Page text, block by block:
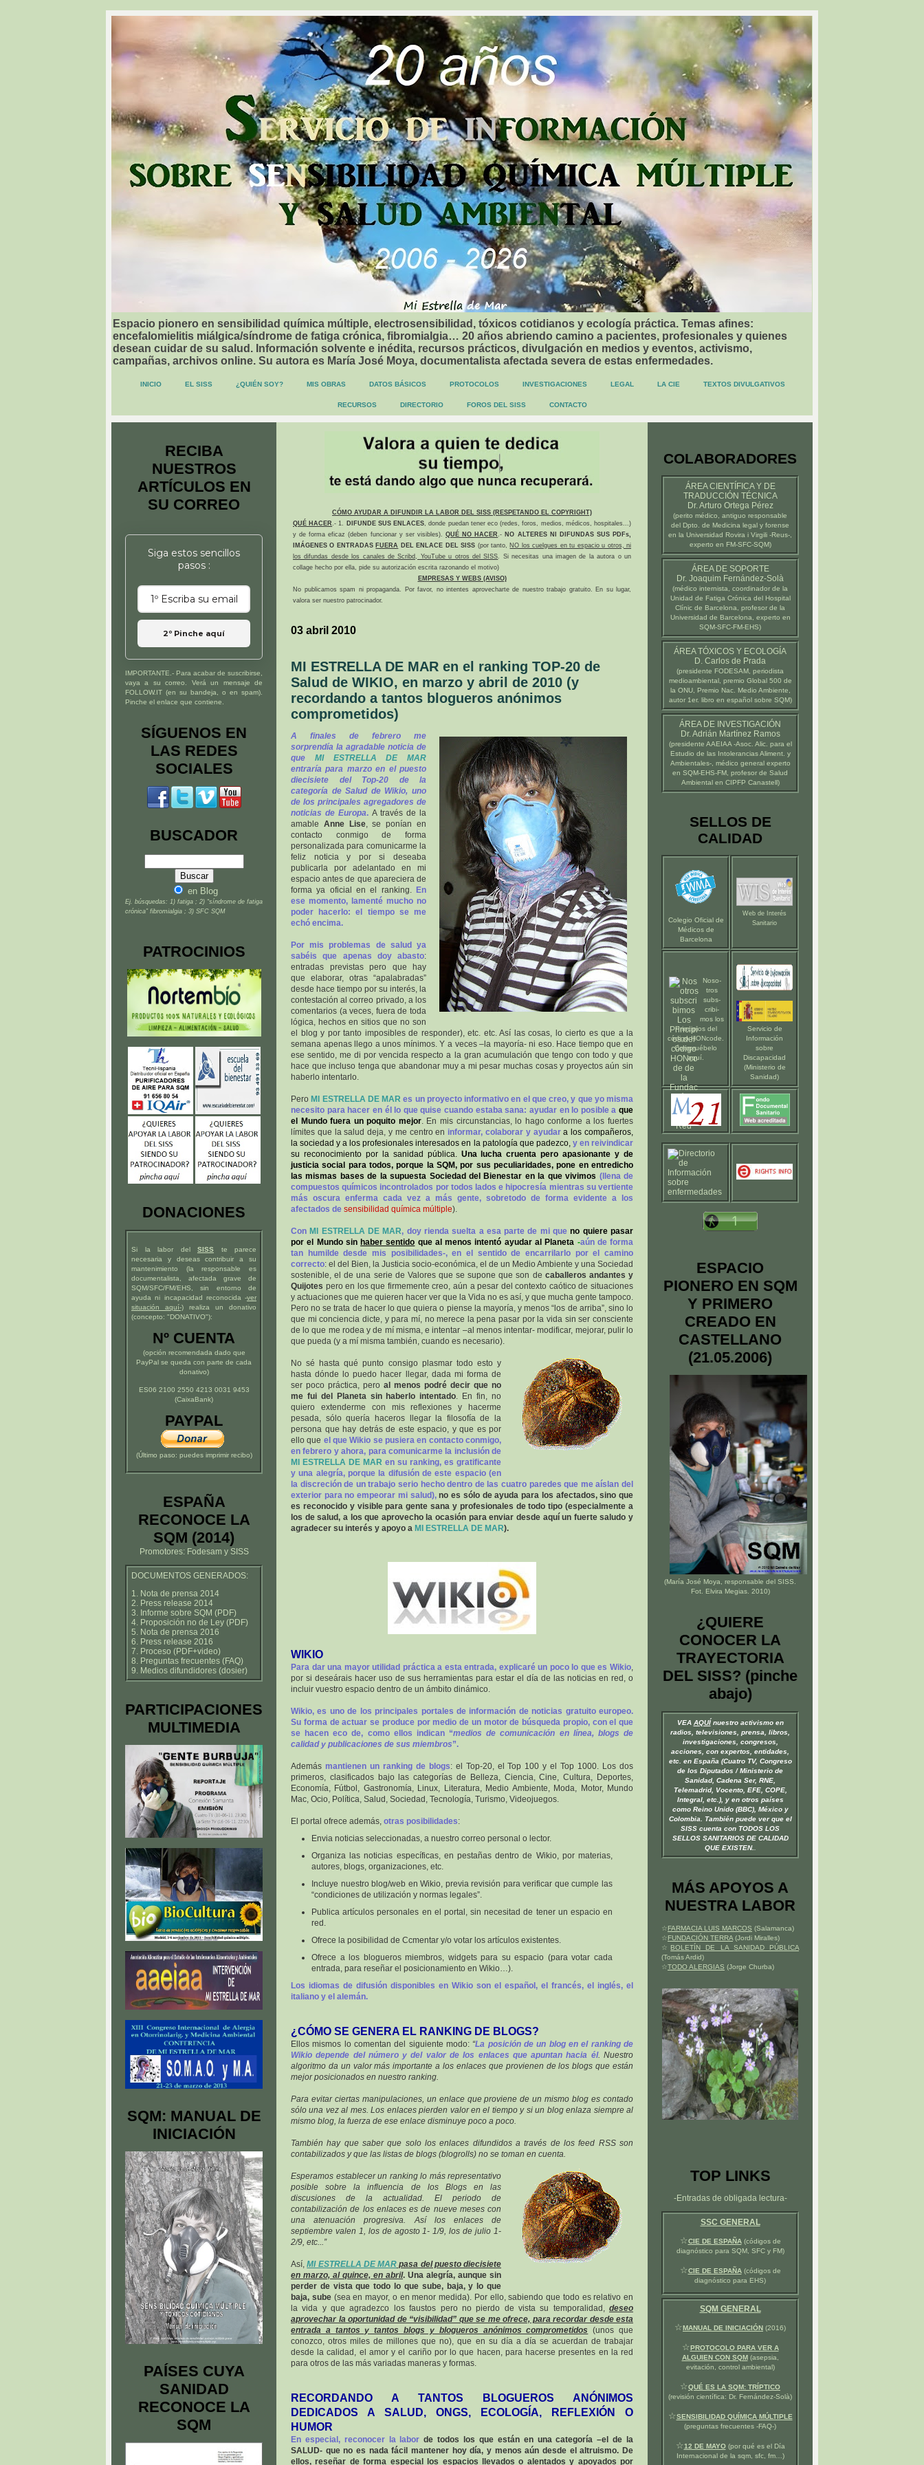
Espacio pionero en sensibilidad química múltiple, electrosensibilidad, tóxicos cotidianos y ecología práctica. Temas afines:
encefalomielitis miálgica/síndrome de fatiga crónica, fibromialgia… 20 años abriendo camino a pacientes, profesionales y quienes
desean cuidar de su salud. Información solvente e inédita, recursos prácticos, divulgación en medios y eventos, activismo,
campañas, archivos online. Su autora es María José Moya, documentalista afectada severa de estas enfermedades.
INICIO EL SISS ¿QUIÉN SOY? MIS OBRAS DATOS BÁSICOS PROTOCOLOS INVESTIGACIONES LEGAL LA CIE TEXTOS DIVULGATIVOS
RECURSOS DIRECTORIO FOROS DEL SISS CONTACTO
CÓMO AYUDAR A DIFUNDIR LA LABOR DEL SISS (RESPETANDO EL COPYRIGHT)
QUÉ HACER.- 1. DIFUNDE SUS ENLACES, donde puedan tener eco (redes, foros, medios, médicos, hospitales...)
y de forma eficaz (deben funcionar y ser visibles).QUÉ NO HACER.- NO ALTERES NI DIFUNDAS SUS PDFs,
IMÁGENES O ENTRADAS FUERA DEL ENLACE DEL SISS (por tanto, NO los cuelgues en tu espacio u otros, ni
los difundas desde los canales de Scribd, YouTube u otros del SISS. Si necesitas una imagen de la autora o un
collage hecho por ella, pide su autorización escrita razonando el motivo)
EMPRESAS Y WEBS (AVISO)
No publicamos spam ni propaganda. Por favor, no intentes aprovecharte de nuestro trabajo gratuito. En su lugar,
valora ser nuestro patrocinador.
03 abril 2010
MI ESTRELLA DE MAR en el ranking TOP-20 de
Salud de WIKIO, en marzo y abril de 2010 (y
recordando a tantos blogueros anónimos
comprometidos)
A finales de febrero me
sorprendía la agradable noticia de
que
MI ESTRELLA DE MAR
entraría para marzo en el puesto
diecisiete del Top-20 de la
categoría de Salud de Wikio, uno
de los principales agregadores de
noticias de Europa. A través de la
amable Anne Lise, se ponían en
contacto conmigo de forma
personalizada para comunicarme la
feliz noticia y por si deseaba
publicarla por adelantado en mi
espacio antes de que apareciera de
forma ya oficial en el ranking. En
ese momento, lamenté mucho no
poder hacerlo: el tiempo se me
echó encima.
Por mis problemas de salud ya
sabéis que apenas doy abasto:
entradas previstas pero que hay
que elaborar, otras “apalabradas”
desde hace tiempo por su interés, la
contestación al correo privado, a los
comentarios (a veces, fuera de toda
lógica, hechos en sitios que no son
el blog y por tanto imposibles de responder), etc. etc. Así las cosas, lo cierto es que a la
semana apenas llego a unos mínimos. Y a veces –la mayoría- ni eso. Hace tiempo que en
ese sentido, me di por vencida respecto a la gran acumulación que tengo con todo y que
hace que incluso tenga que abandonar muy a mi pesar muchas cosas y proyectos aún sin
haberlo intentarlo.
Pero MI ESTRELLA DE MAR es un proyecto informativo en el que creo, y que yo misma
necesito para hacer en él lo que quise cuando estaba sana: ayudar en lo posible a que
el Mundo fuera un poquito mejor. En mis circunstancias, lo hago conforme a los fuertes
límites que la salud deja, y me centro en informar, colaborar y ayudar a los compañeros,
la sociedad y a los profesionales interesados en la patología que padezco, y en reivindicar
su reconocimiento por la sanidad pública. Una lucha cruenta pero apasionante y de
justicia social para todos, porque la SQM, por sus peculiaridades, pone en entredicho
las mismas bases de la supuesta Sociedad del Bienestar en la que vivimos (llena de
compuestos químicos incontrolados por todos lados e hipocresía mientras su vertiente
más oscura enferma cada vez a más gente, sobretodo de forma evidente a los
afectados de sensibilidad química múltiple).
Con MI ESTRELLA DE MAR, doy rienda suelta a esa parte de mi que no quiere pasar
por el Mundo sin haber sentido que al menos intentó ayudar al Planeta -aún de forma
tan humilde desde mis posibilidades-, en el sentido de encarrilarlo por el camino
correcto: el del Bien, la Justicia socio-económica, el de un Medio Ambiente y una Sociedad
sostenible, el de una serie de Valores que se supone que son de caballeros andantes y
Quijotes pero en los que firmemente creo, aún a pesar del contexto caótico de situaciones
y actuaciones que me quieren hacer ver que la Vida no es así, y que mucha gente tampoco.
Pero no se trata de hacer lo que quiera o piense la mayoría, y menos “los de arriba”, sino lo
que mi conciencia dicte, y para mí, no merece la pena pasar por la vida sin ser consciente
de lo que me rodea y de mí misma, e intentar –al menos intentar- modificar, mejorar, pulir lo
que pueda (y a mí misma también, cuando es necesario).
No sé hasta qué punto consigo plasmar todo esto y
hasta dónde lo puedo hacer llegar, dada mi forma de
ser poco práctica, pero al menos podré decir que no
me fui del Planeta sin haberlo intentado. En fin, no
quiero extenderme con mis reflexiones y hacerme
pesada, sólo quería haceros llegar la filosofía de la
persona que hay detrás de este espacio, y que es por
ello que el que Wikio se pusiera en contacto conmigo,
en febrero y ahora, para comunicarme la inclusión de
MI ESTRELLA DE MAR en su ranking, es gratificante
y una alegría, porque la difusión de este espacio (en
la discreción de un trabajo serio hecho dentro de las cuatro paredes que me aíslan del
exterior para no empeorar mi salud),no es sólo de ayuda para los afectados, sino que
es reconocido y visible para gente sana y profesionales de todo tipo (especialmente a
los de salud, a los que aprovecho la ocasión para enviar desde aquí un fuerte saludo y
agradecer su interés y apoyo a MI ESTRELLA DE MAR).
WIKIO
Para dar una mayor utilidad práctica a esta entrada, explicaré un poco lo que es Wikio,
por si deseárais hacer uso de sus herramientas para estar el día de las noticias en red, o
incluir vuestro espacio dentro de un ámbito dinámico.
Wikio, es uno de los principales portales de información de noticias gratuito europeo.
Su forma de actuar se produce por medio de un motor de búsqueda propio, con el que
se hacen eco de, como ellos indican “medios de comunicación en línea, blogs de
calidad y publicaciones de sus miembros”.
Además mantienen un ranking de blogs: el Top-20, el Top 100 y el Top 1000. Los dos
primeros, clasificados bajo las categorías de Belleza, Ciencia, Cine, Cultura, Deportes,
Economía, Fútbol, Gastronomía, Linux, Literatura, Medio Ambiente, Moda, Motor, Mundo
Mac, Ocio, Política, Salud, Sociedad, Tecnología, Turismo, Videojuegos.
El portal ofrece además, otras posibilidades:
Envia noticias seleccionadas, a nuestro correo personal o lector.
Organiza las noticias específicas, en pestañas dentro de Wikio, por materias,
autores, blogs, organizaciones, etc.
Incluye nuestro blog/web en Wikio, previa revisión para verificar que cumple las
“condiciones de utilización y normas legales”.
Publica artículos personales en el portal, sin necesitad de tener un espacio en
red.
Ofrece la posibilidad de Ccmentar y/o votar los artículos existentes.
Ofrece a los blogueros miembros, widgets para su espacio (para votar cada
entrada, para reseñar el posicionamiento en Wikio…).
Los idiomas de difusión disponibles en Wikio son el español, el francés, el inglés, el
italiano y el alemán.
¿CÓMO SE GENERA EL RANKING DE BLOGS?
Ellos mismos lo comentan del siguiente modo: “La posición de un blog en el ranking de
Wikio depende del número y del valor de los enlaces que apuntan hacia él. Nuestro
algoritmo da un valor más importante a los enlaces que provienen de los blogs que están
mejor posicionados en nuestro ranking.
Para evitar ciertas manipulaciones, un enlace que proviene de un mismo blog es contado
sólo una vez al mes. Los enlaces pierden valor en el tiempo y si un blog enlaza siempre al
mismo blog, la fuerza de ese enlace disminuye poco a poco.
También hay que saber que solo los enlaces difundidos a través de los feed RSS son
contabilizados y que las listas de blogs (blogrolls) no se toman en cuenta.
Esperamos establecer un ranking lo más representativo
posible sobre la influencia de los Blogs en las
discusiones de la actualidad. El periodo de
contabilización de los enlaces es de nueve meses con
una atenuación progresiva. Así los enlaces de
septiembre valen 1, los de agosto 1- 1/9, los de julio 1-
2/9, etc...”
Así,MI ESTRELLA DE MAR pasa del puesto diecisiete
en marzo, al quince, en abril. Una alegría, aunque sin
perder de vista que todo lo que sube, baja, y lo que
baja, sube(sea en mayor, o en menor medida). Por ello, sabiendo que todo es relativo en
la vida y que agradezco los faustos pero no pierdo de vista su temporalidad, deseo
aprovechar la oportunidad de “visibilidad” que se me ofrece, para recordar desde esta
entrada a tantos y tantos blogs y blogueros anónimos comprometidos (unos que
conozco, otros miles de millones que no), que en su día a día se acuerdan de trabajar
desde la calidad, el amor y el cariño por lo que hacen, para hacerse presentes en la red
para otros de las más variadas maneras y formas.
RECORDANDO A TANTOS BLOGUEROS ANÓNIMOS
DEDICADOS A SALUD, ONGS, ECOLOGÍA, REFLEXIÓN O
HUMOR
En especial, reconocer la labor de todos los que están en una categoría –el de la
SALUD- que no es nada fácil mantener hoy día, y menos aún desde el altruismo. De
ellos, reseñar de forma especial los espacios llevados o alentados y apoyados por
RECIBA
NUESTROS
ARTÍCULOS EN
SU CORREO
Siga estos sencillos
pasos :
2º Pinche aquí
IMPORTANTE.- Para acabar de suscribirse,
vaya a su correo. Verá un mensaje de
FOLLOW.IT (en su bandeja, o en spam).
Pinche el enlace que contiene.
SÍGUENOS EN
LAS REDES
SOCIALES
BUSCADOR
en Blog
Ej. búsquedas: 1) fatiga ; 2) “síndrome de fatiga
crónica” fibromialgia ; 3) SFC SQM
PATROCINIOS
DONACIONES
Si la labor del SISS te parece
necesaria y deseas contribuir a su
mantenimiento (la responsable es
documentalista, afectada grave de
SQM/SFC/FM/EHS, sin entorno de
ayuda ni incapacidad reconocida -ver
situación aquí-) realiza un donativo
(concepto: "DONATIVO"):
Nº CUENTA
(opción recomendada dado que
PayPal se queda con parte de cada
donativo)
ES06 2100 2550 4213 0031 9453
(CaixaBank)
PAYPAL
(Último paso: puedes imprimir recibo)
ESPAÑA
RECONOCE LA
SQM (2014)
Promotores: Fodesam y SISS
DOCUMENTOS GENERADOS:
1. Nota de prensa 2014
2. Press release 2014
3. Informe sobre SQM (PDF)
4. Proposición no de Ley (PDF)
5. Nota de prensa 2016
6. Press release 2016
7. Proceso (PDF+video)
8. Preguntas frecuentes (FAQ)
9. Medios difundidores (dosier)
PARTICIPACIONES
MULTIMEDIA
SQM: MANUAL DE
INICIACIÓN
PAÍSES CUYA
SANIDAD
RECONOCE LA
SQM
COLABORADORES
ÁREA CIENTÍFICA Y DE
TRADUCCIÓN TÉCNICA
Dr. Arturo Ortega Pérez
(perito médico , antiguo responsable
del Dpto. de Medicina legal y forense
en la Universidad Rovira i Virgili -Reus-
experto en FM-SFC-SQM)
ÁREA DE SOPORTE
Dr. Joaquim Fernández-Solà
(médico internista, coordinador de la
Unidad de Fatiga Crónica del Hospital
Clínic de Barcelona , profesor de la
Universidad de Barcelona , experto en
SQM-SFC-FM-EHS)
ÁREA TÓXICOS Y ECOLOGÍA
D. Carlos de Prada
(presidente FODESAM , periodista
medioambiental, premio Global 500 de
la ONU, Premio Nac. Medio Ambiente,
autor 1er. libro en español sobre SQM)
ÁREA DE INVESTIGACIÓN
Dr. Adrián Martínez Ramos
(presidente AAEIAA-Asoc. Alic. para el
Estudio de las Intolerancias Aliment. y
Ambientales-, médico general experto
en SQM-EHS-FM, profesor de Salud
Ambiental en CIPFP Canastell)
SELLOS DE
CALIDAD
Colegio Oficial de
Médicos de
Barcelona
Web de Interés
Sanitario
Noso-
tros
subs-
cribi-
mos los
Principios del
código HONcode
Compruébelo
aquí
Servicio de
Información
sobre
Discapacidad
(Ministerio de
Sanidad)
ESPACIO
PIONERO EN SQM
Y PRIMERO
CREADO EN
CASTELLANO
(21.05.2006)
(María José Moya, responsable del SISS
Fot. Elvira Megias. 2010)
¿QUIERE
CONOCER LA
TRAYECTORIA
DEL SISS? (pinche
abajo)
VEA AQUÍnuestro activismo en
radios, televisiones, prensa, libros,
investigaciones, congresos,
acciones, con expertos, entidades,
etc. en España (Cuatro TV, Congreso
de los Diputados / Ministerio de
Sanidad, Cadena Ser, RNE,
Telemadrid, Vocento, EFE, COPE,
Integral, etc.), y en otros países
como Reino Unido (BBC), México y
Colombia. También puede ver que el
SISS cuenta con TODOS LOS
SELLOS SANITARIOS DE CALIDAD
QUE EXISTEN.
MÁS APOYOS A
NUESTRA LABOR
☆FARMACIA LUIS MARCOS (Salamanca)
☆FUNDACIÓN TERRA (Jordi Miralles)
☆ BOLETÍN DE LA SANIDAD PÚBLICA
(Tomás Ardid)
☆TODO ALERGIAS (Jorge Churba)
TOP LINKS
-Entradas de obligada lectura-
SSC GENERAL
☆CIE DE ESPAÑA(códigos de
diagnóstico para SQM, SFC y FM)
☆CIE DE ESPAÑA(códigos de
diagnóstico para EHS)
SQM GENERAL
☆MANUAL DE INICIACIÓN (2016)
☆PROTOCOLO PARA VER A
ALGUIEN CON SQM(asepsia,
evitación, control ambiental)
☆QUÉ ES LA SQM: TRÍPTICO
(revisión científica: Dr. Fernández-Solà)
☆SENSIBILIDAD QUÍMICA MÚLTIPLE
(preguntas frecuentes -FAQ-)
☆12 DE MAYO(por qué es el Día
Internacional de la sqm, sfc, fm…)